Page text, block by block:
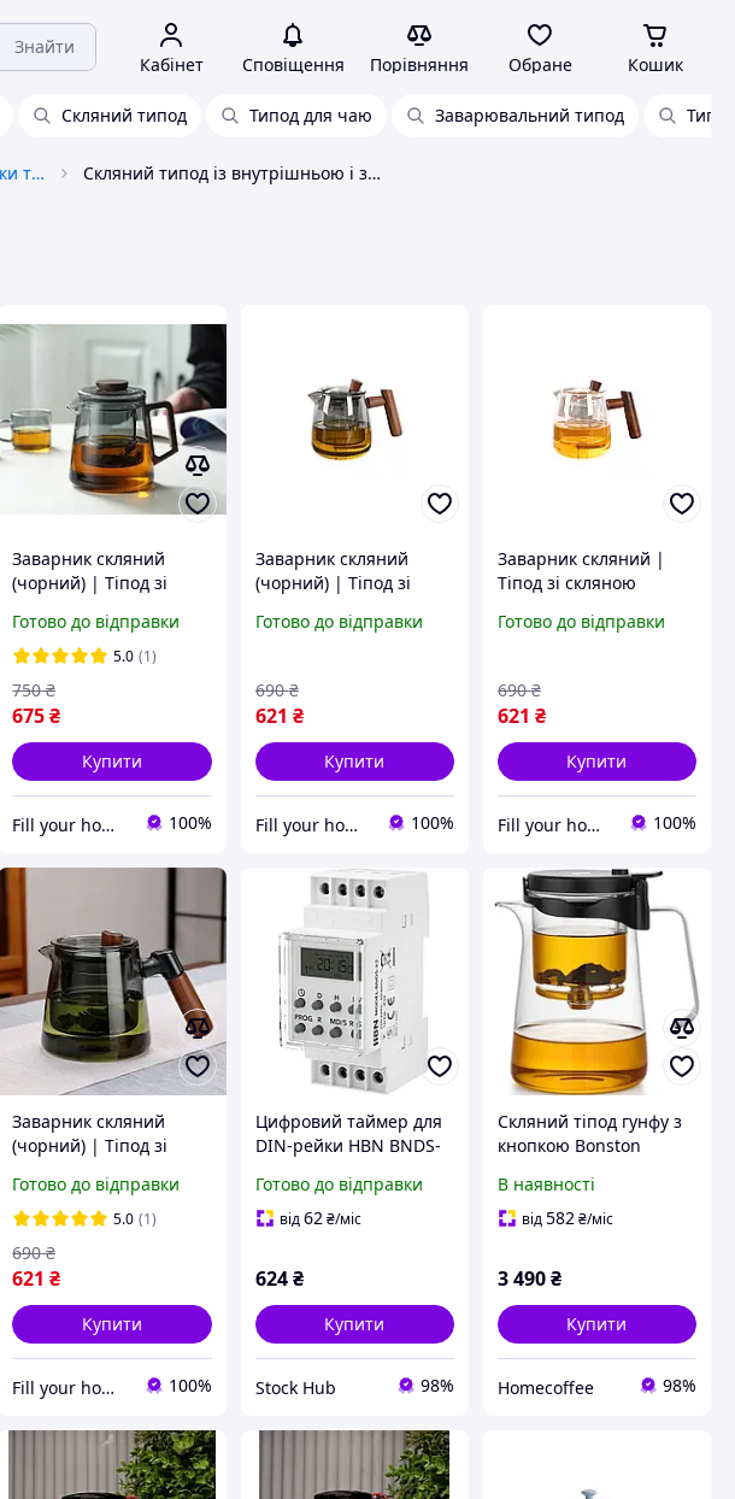
Знайти
Кабінет Сповіщення Порівняння Обране Кошик
Скляний типод Типод для чаю Заварювальний типод
Кавники, заварювальні чайники та аксесуари Скляний типод із внутрішньою і зовнішньою колбою
Заварник скляний
(чорний) | Тіпод зі
дерев'яною ручкою
600мл
Готово до відправки
5.0 (1)
675₴
750 ₴
Купити
Fill your home | Комфорт та затишок для кожного дому 100%
Заварник скляний
(чорний) | Тіпод зі
Чайник
Готово до відправки
621 ₴
690 ₴
Купити
Fill your home | Комфорт та затишок для кожного дому 100%
Заварник скляний |
Тіпод зі скляною
заварювальний 550мл
Готово до відправки
621 ₴
690 ₴
Купити
Fill your home | Комфорт та затишок для кожного дому 100%
Заварник скляний
(чорний) | Тіпод зі
Чайник
заварювальний 600мл
Готово до відправки
5.0 (1)
621 ₴
690 ₴
Купити
Fill your home | Комфорт та затишок для кожного дому 100%
Цифровий таймер для
DIN-рейки HBN BNDS-
дисплеєм для
керування внутрішнім і
Готово до відправки
від62 ₴/міс
624 ₴
Купити
Stock Hub 98%
Скляний тіпод гунфу з
кнопкою Bonston
скляною внутрішньою
колбою для
В наявності
від582₴/міс
3 490₴
Купити
Homecoffee 98%